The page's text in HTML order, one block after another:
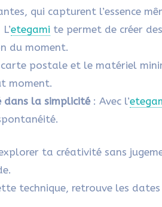
qui capturent l’essence
etegami te permet de créer
du moment.
postale et le matériel
moment.
dans la simplicité: Avec l’
ta créativité sans
technique, retrouve les